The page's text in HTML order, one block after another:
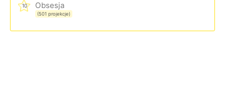
10 Obsesja
(501 projekcje)